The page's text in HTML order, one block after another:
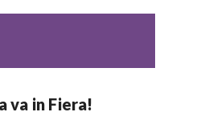
va in Fiera!